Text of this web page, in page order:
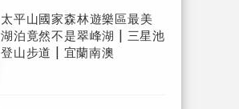
太平山國家森林遊樂區最美
湖泊竟然不是翠峰湖 | 三星池
登山步道 | 宜蘭南澳